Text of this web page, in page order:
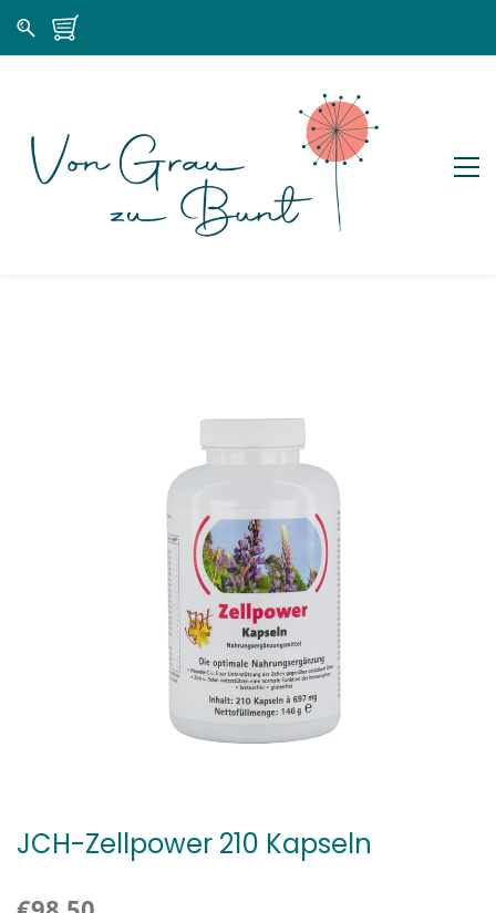
JCH-Zellpower 210 Kapseln